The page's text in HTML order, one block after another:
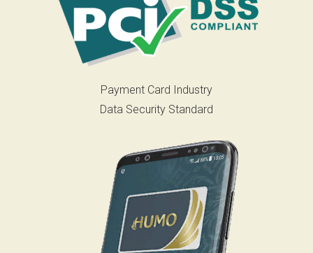
Payment Card Industry
Data Security Standard